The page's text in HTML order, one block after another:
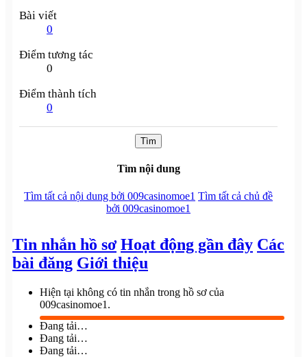
Bài viết
0
Điểm tương tác
0
Điểm thành tích
0
Tìm
Tìm nội dung
Tìm tất cả nội dung bởi 009casinomoe1 Tìm tất cả chủ đề
bởi 009casinomoe1
Tin nhắn hồ sơ Hoạt động gần đây Các
bài đăng Giới thiệu
Hiện tại không có tin nhắn trong hồ sơ của
009casinomoe1.
Đang tải…
Đang tải…
Đang tải…